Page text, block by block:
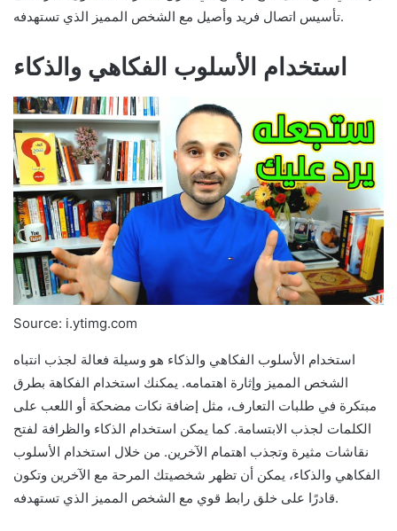
تأسيس اتصال فريد وأصيل مع الشخص المميز الذي تستهدفه.
استخدام الأسلوب الفكاهي والذكاء
Source: i.ytimg.com
استخدام الأسلوب الفكاهي والذكاء هو وسيلة فعالة لجذب انتباه
الشخص المميز وإثارة اهتمامه. يمكنك استخدام الفكاهة بطرق
مبتكرة في طلبات التعارف، مثل إضافة نكات مضحكة أو اللعب على
الكلمات لجذب الابتسامة. كما يمكن استخدام الذكاء والظرافة لفتح
نقاشات مثيرة وتجذب اهتمام الآخرين. من خلال استخدام الأسلوب
الفكاهي والذكاء، يمكن أن تظهر شخصيتك المرحة مع الآخرين وتكون
قادرًا على خلق رابط قوي مع الشخص المميز الذي تستهدفه.